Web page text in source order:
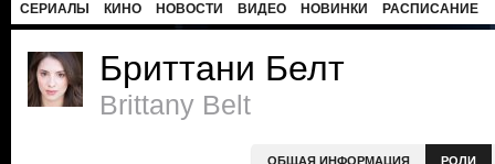
СЕРИАЛЫ КИНО НОВОСТИ ВИДЕО НОВИНКИ РАСПИСАНИЕ
Бриттани Белт
Brittany Belt
ОБЩАЯ ИНФОРМАЦИЯ РОЛИ